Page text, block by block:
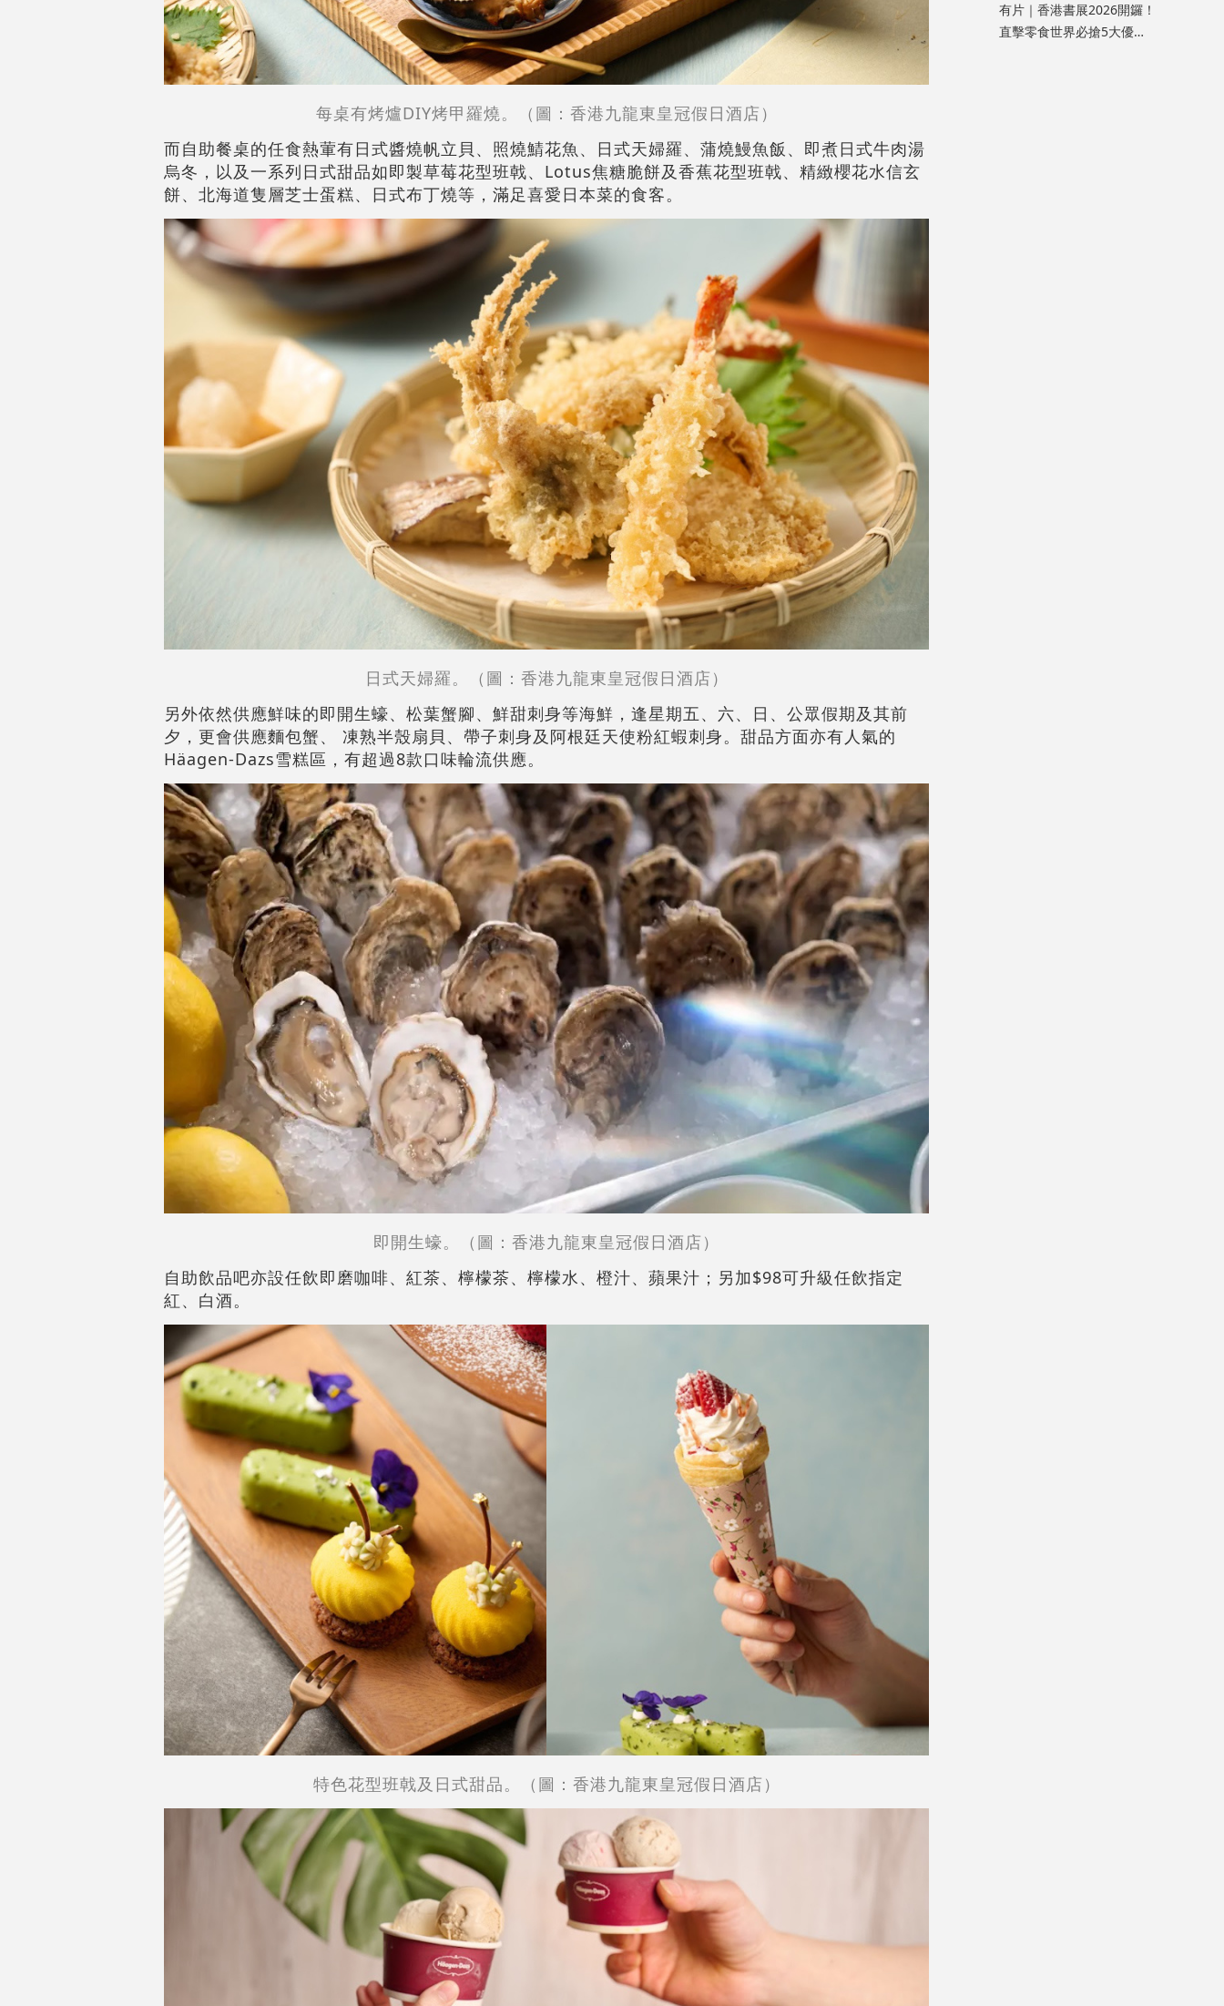
每桌有烤爐DIY烤甲羅燒。（圖：香港九龍東皇冠假日酒店）
而自助餐桌的任食熱葷有日式醬燒帆立貝、照燒鯖花魚、日式天婦羅、蒲燒鰻魚飯、即煮日式牛肉湯
烏冬，以及一系列日式甜品如即製草莓花型班戟、Lotus焦糖脆餅及香蕉花型班戟、精緻櫻花水信玄
餅、北海道隻層芝士蛋糕、日式布丁燒等，滿足喜愛日本菜的食客。
日式天婦羅。（圖：香港九龍東皇冠假日酒店）
另外依然供應鮮味的即開生蠔、松葉蟹腳、鮮甜刺身等海鮮，逢星期五、六、日、公眾假期及其前
夕，更會供應麵包蟹、 凍熟半殼扇貝、帶子刺身及阿根廷天使粉紅蝦刺身。甜品方面亦有人氣的
Häagen-Dazs雪糕區，有超過8款口味輪流供應。
即開生蠔。（圖：香港九龍東皇冠假日酒店）
自助飲品吧亦設任飲即磨咖啡、紅茶、檸檬茶、檸檬水、橙汁、蘋果汁；另加$98可升級任飲指定
紅、白酒。
特色花型班戟及日式甜品。（圖：香港九龍東皇冠假日酒店）
有片｜香港書展2026開鑼！
直擊零食世界必搶5大優